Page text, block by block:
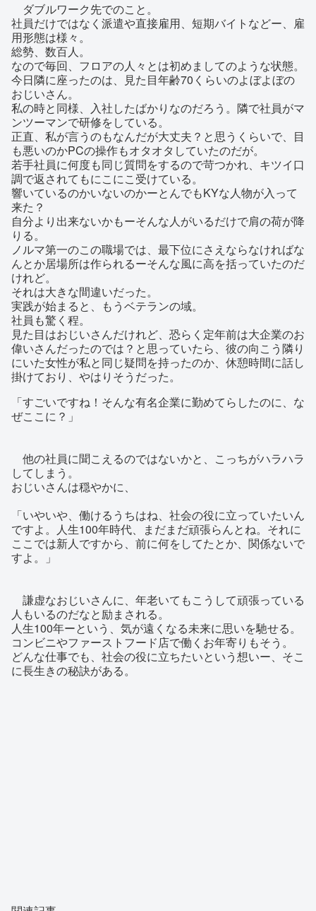
ダブルワーク先でのこと。
社員だけではなく派遣や直接雇用、短期バイトなどー、雇
用形態は様々。
総勢、数百人。
なので毎回、フロアの人々とは初めましてのような状態。
今日隣に座ったのは、見た目年齢70くらいのよぼよぼの
おじいさん。
私の時と同様、入社したばかりなのだろう。隣で社員がマ
ンツーマンで研修をしている。
正直、私が言うのもなんだが大丈夫？と思うくらいで、目
も悪いのかPCの操作もオタオタしていたのだが。
若手社員に何度も同じ質問をするので苛つかれ、キツイ口
調で返されてもにこにこ受けている。
響いているのかいないのかーとんでもKYな人物が入って
来た？
自分より出来ないかもーそんな人がいるだけで肩の荷が降
りる。
ノルマ第一のこの職場では、最下位にさえならなければな
んとか居場所は作られるーそんな風に高を括っていたのだ
けれど。
それは大きな間違いだった。
実践が始まると、もうベテランの域。
社員も驚く程。
見た目はおじいさんだけれど、恐らく定年前は大企業のお
偉いさんだったのでは？と思っていたら、彼の向こう隣り
にいた女性が私と同じ疑問を持ったのか、休憩時間に話し
掛けており、やはりそうだった。
「すごいですね！そんな有名企業に勤めてらしたのに、な
ぜここに？」
他の社員に聞こえるのではないかと、こっちがハラハラ
してしまう。
おじいさんは穏やかに、
「いやいや、働けるうちはね、社会の役に立っていたいん
ですよ。人生100年時代、まだまだ頑張らんとね。それに
ここでは新人ですから、前に何をしてたとか、関係ないで
すよ。」
謙虚なおじいさんに、年老いてもこうして頑張っている
人もいるのだなと励まされる。
人生100年ーという、気が遠くなる未来に思いを馳せる。
コンビニやファーストフード店で働くお年寄りもそう。
どんな仕事でも、社会の役に立ちたいという想いー、そこ
に長生きの秘訣がある。